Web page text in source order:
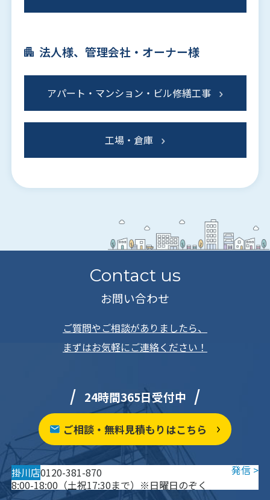
法人様、管理会社・オーナー様
アパート・マンション・ビル修繕工事
工場・倉庫
Contact us
お問い合わせ
ご質問やご相談がありましたら、
まずはお気軽にご連絡ください！
24時間365日受付中
ご相談・無料見積もりはこちら
掛川店0120-381-870
8:00-18:00（土祝17:30まで）※日曜日のぞく